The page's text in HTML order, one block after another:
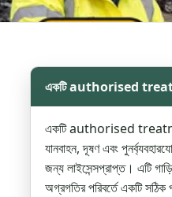
একটি authorised
একটি authorised
যানবাহন, দূষণ এবং
জন্য লাইসেন্সপ্রাপ্ত। এটি
অগ্রগতির পরিবর্তে একটি